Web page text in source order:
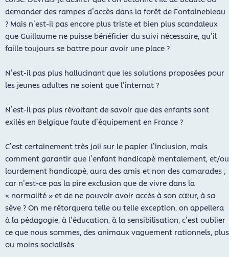
demander des rampes d’accès dans la forêt de Fontainebleau
? Mais n’est-il pas encore plus triste et bien plus scandaleux
que Guillaume ne puisse bénéficier du suivi nécessaire, qu’il
faille toujours se battre pour avoir une place ?
N’est-il pas plus hallucinant que les solutions proposées pour
les jeunes adultes ne soient que l’internat ?
N’est-il pas plus révoltant de savoir que des enfants sont
exilés en Belgique faute d’équipement en France ?
C’est certainement très joli sur le papier, l’inclusion, mais
comment garantir que l’enfant handicapé mentalement, et/ou
lourdement handicapé, aura des amis et non des camarades ;
car n’est-ce pas la pire exclusion que de vivre dans la
« normalité » et de ne pouvoir avoir accès à son cœur, à sa
sève ? On me rétorquera telle ou telle exception, on appellera
à la pédagogie, à l’éducation, à la sensibilisation, c’est oublier
ce que nous sommes, des animaux vaguement rationnels, plus
ou moins socialisés.